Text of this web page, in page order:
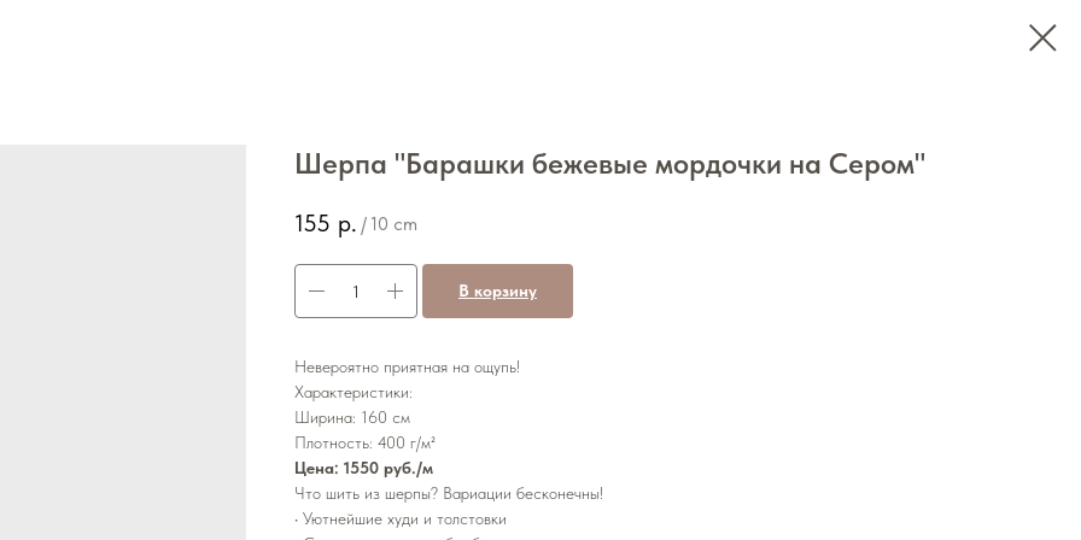
Шерпа "Барашки бежевые мордочки на Сером"
155 р. / 10 cm
В корзину
Невероятно приятная на ощупь!
Характеристики:
Ширина: 160 см
Плотность: 400 г/м²
Цена: 1550 руб./м
Что шить из шерпы? Вариации бесконечны!
• Уютнейшие худи и толстовки